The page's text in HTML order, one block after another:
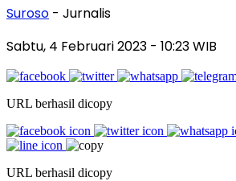
Suroso - Jurnalis
Sabtu, 4 Februari 2023 - 10:23 WIB
URL berhasil dicopy
URL berhasil dicopy